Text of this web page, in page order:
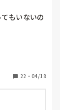
もいないの
。
22 ・ 04/18